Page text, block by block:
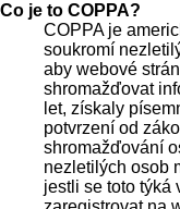
Co je to COPPA?
COPPA je
soukromí
aby webové
shromažďovat
let, získaly
potvrzení od
shromažďování
nezletilých osob
jestli se toto týká